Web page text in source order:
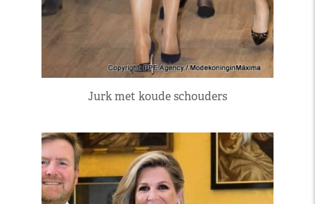
Jurk met koude schouders